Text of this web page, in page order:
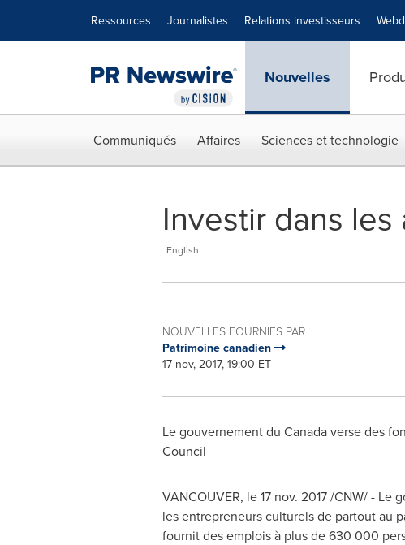
Ressources Journalistes Relations investisseurs
Nouvelles
Communiqués Affaires Sciences et technologie
Investir dans
English
NOUVELLES FOURNIES PAR
Patrimoine canadien
17 nov, 2017, 19:00 ET
Le gouvernement du Canadaverse des
Council
VANCOUVER, le17 nov. 2017/CNW/ - Le
les entrepreneurs culturels de partout au
fournit des emplois à plus de 630 000